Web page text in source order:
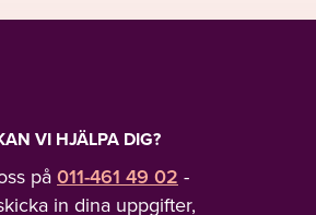
VI HJÄLPA DIG?
på 011-461 49 02 -
in dina uppgifter,